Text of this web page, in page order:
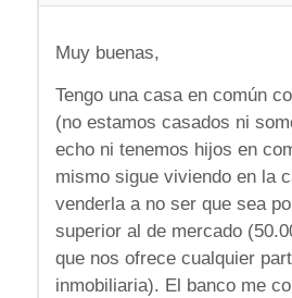
Muy buenas,
Tengo una casa en común
(no estamos casados ni
echo ni tenemos hijos en
mismo sigue viviendo en la
venderla a no ser que sea
superior al de mercado
que nos ofrece cualquier
inmobiliaria). El banco me